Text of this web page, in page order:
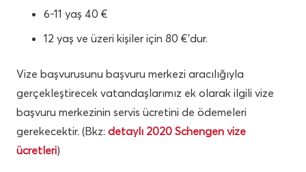
6-11 yaş 40 €
12 yaş ve üzeri kişiler için 80 €’dur.
Vize başvurusunu başvuru merkezi aracılığıyla
gerçekleştirecek vatandaşlarımız ek olarak ilgili vize
başvuru merkezinin servis ücretini de ödemeleri
gerekecektir. (Bkz: detaylı 2020 Schengen vize
ücretleri)